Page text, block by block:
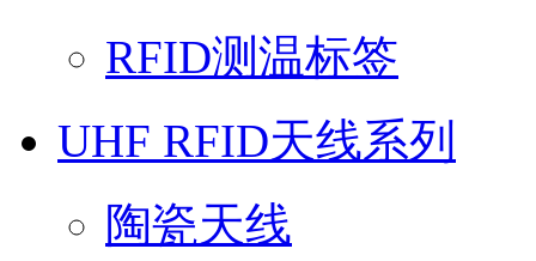
RFID测温标签
UHF RFID天线系列
陶瓷天线